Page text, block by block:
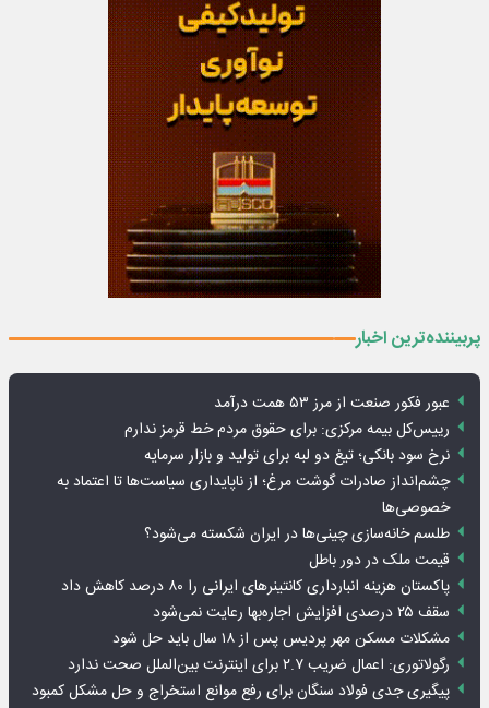
پربیننده‌ترین اخبار
عبور فکور صنعت از مرز ۵۳ همت درآمد
رییس‌کل بیمه مرکزی: برای حقوق مردم خط قرمز ندارم
نرخ سود بانکی؛ تیغ دو لبه برای تولید و بازار سرمایه
چشم‌انداز صادرات گوشت مرغ؛ از ناپایداری سیاست‌ها تا اعتماد به
خصوصی‌ها
طلسم خانه‌سازی چینی‌ها در ایران شکسته می‌شود؟
قیمت ملک در دور باطل
پاکستان هزینه انبارداری کانتینرهای ایرانی را ۸۰ درصد کاهش داد
سقف ۲۵ درصدی افزایش اجاره‌بها رعایت نمی‌شود
مشکلات مسکن مهر پردیس پس از ۱۸ سال باید حل شود
رگولاتوری: اعمال ضریب ۲.۷ برای اینترنت بین‌الملل صحت ندارد
پیگیری جدی فولاد سنگان برای رفع موانع استخراج و حل مشکل کمبود